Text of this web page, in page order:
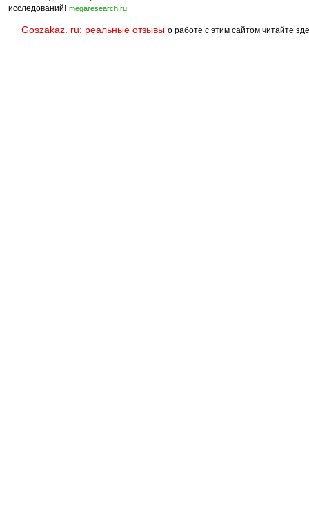
исследований! megaresearch.ru
Goszakaz. ru: реальные отзывы о работе с этим сайтом читайте